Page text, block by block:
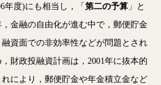
年度)にも相当し，「 第二の予算 」と
金融の自由化が進む中で，郵便貯金
資面での非効率性などが問題とされ
財政投融資計画は，2001年に抜本的
により，郵便貯金や年金積立金など